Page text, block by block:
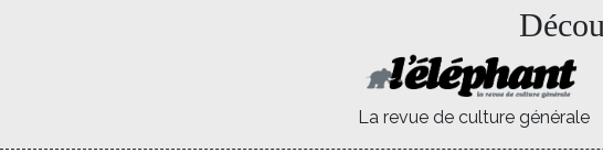
La revue de culture générale